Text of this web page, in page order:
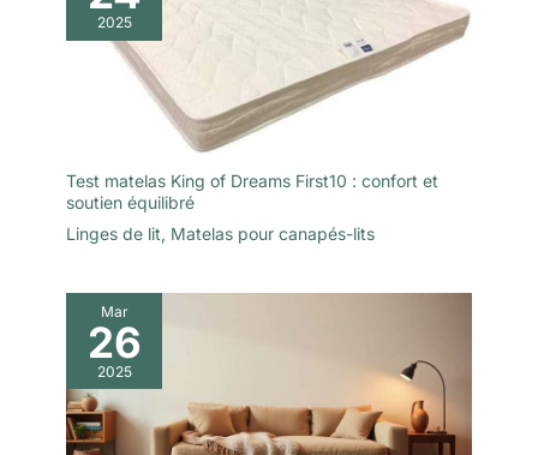
une solution idéale.
Confort Pour
Toute La Famille –
Toutes Tailles
Disponibles:
90x190, matelas
matelas en 90x190 et
adulte. Matelas 2
moelleux. Matelas
90x190 memoire de
forme, matelas 1
personne, matelas 2
question avant l'achat, n'hésitez
bouton « Poser une question
».Veuillez noter que nous ne
proposons pas de service de
reprise ou d’enlèvement de
votre ancien matelas
indiquées sur ce carton
2025
Test matelas King of Dreams First10 : confort et
soutien équilibré
Linges de lit, Matelas pour canapés-lits
Mar
26
2025